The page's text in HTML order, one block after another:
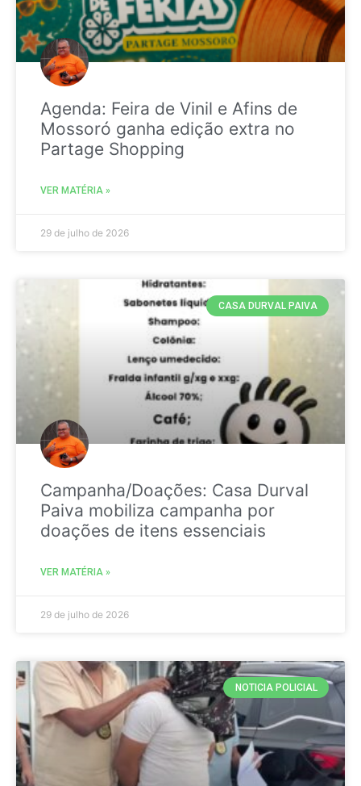
Agenda: Feira de Vinil e Afins de
Mossoró ganha edição extra no
Partage Shopping
VER MATÉRIA »
29 de julho de 2026
CASA DURVAL PAIVA
Campanha/Doações: Casa Durval
Paiva mobiliza campanha por
doações de itens essenciais
VER MATÉRIA »
29 de julho de 2026
NOTICIA POLICIAL